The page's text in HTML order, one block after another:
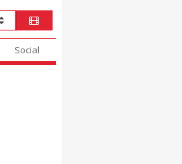
Social